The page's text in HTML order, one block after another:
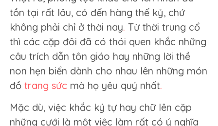
tồn tại rất lâu, có đến hàng thế kỷ, chứ
không phải chỉ ở thời nay. Từ thời trung cổ
thì các cặp đôi đã có thói quen khắc những
câu trích dẫn tôn giáo hay những lời thề
non hẹn biển dành cho nhau lên những món
đồ trang sức mà họ yêu quý nhất.
Mặc dù, việc khắc ký tự hay chữ lên cặp
những cưới là một việc làm rất có ý nghĩa